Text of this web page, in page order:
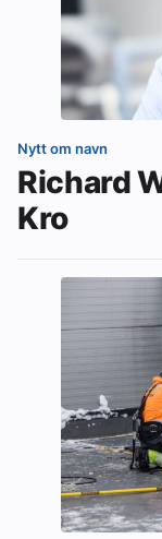
Nytt om navn
Richard
Kro